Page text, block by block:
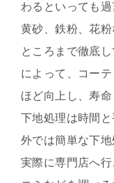
わるといっても
黄砂、鉄粉、花
ところまで徹底
によって、コー
ほど向上し、寿命
下地処理は時間
外では簡単な下
実際に専門店へ